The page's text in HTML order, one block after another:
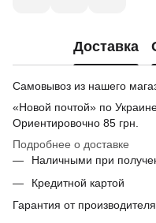
Доставка
Самовывоз из нашего
«Новой почтой» по
Ориентировочно 85 грн.
Подробнее о доставке
Наличными при
Кредитной картой
Гарантия от